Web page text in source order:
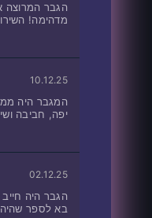
הגבר המרוצה
מדהימה!
10.12.25
המגבר היה
יפה, חביבה
02.12.25
הגבר היה
בא לספר